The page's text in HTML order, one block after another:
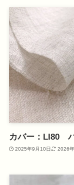
カバー：LI80
2025年9月10日 2026